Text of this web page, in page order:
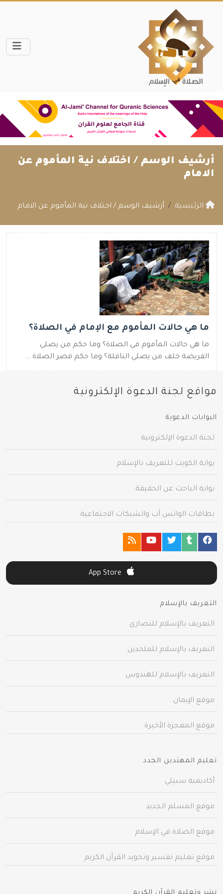
أرشيف الوسم / اختلاف نية المأموم عن
الامام
الرئيسية أرشيف الوسم / اختلاف نية المأموم عن الامام
ما هي حالات المأموم مع الإمام في الصلاة؟
ما هي حالات المأموم في الصلاة؟ وما حكم من يصلي
الفريضة خلف من يصلي النافلة؟ وما حكم قصر الصلاة ...
مواقع لجنة الدعوة الإلكترونية
البوابات الدعوية
لجنة الدعوة الإلكترونية
بوابة الكويت للتعريف بالإسلام
بوابة الباحث عن الحقيقة
بطاقات الواتس آب والشبكات الاجتماعية
التعريف بالإسلام
التعريف بالإسلام للنصارى
التعريف بالإسلام للملحدين
التعريف بالإسلام للهندوس
موقع الإيمان
موقع المعجزة الأخيرة
تعليم المهتدين الجدد
أكاديمية سبيلي
موقع المسلم الجديد
موقع الصلاة في الإسلام
موقع تعليم تفسير وتجويد القرآن الكريم